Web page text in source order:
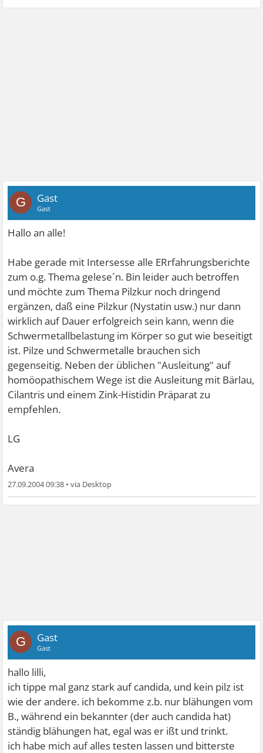
G Gast
Gast
Hallo an alle!
Habe gerade mit Intersesse alle ERrfahrungsberichte
zum o.g. Thema gelese´n. Bin leider auch betroffen
und möchte zum Thema Pilzkur noch dringend
ergänzen, daß eine Pilzkur (Nystatin usw.) nur dann
wirklich auf Dauer erfolgreich sein kann, wenn die
Schwermetallbelastung im Körper so gut wie beseitigt
ist. Pilze und Schwermetalle brauchen sich
gegenseitig. Neben der üblichen "Ausleitung" auf
homöopathischem Wege ist die Ausleitung mit Bärlau,
Cilantris und einem Zink-Histidin Präparat zu
empfehlen.
LG
Avera
27.09.2004 09:38 •
G Gast
Gast
hallo lilli,
ich tippe mal ganz stark auf candida, und kein pilz ist
wie der andere. ich bekomme z.b. nur blähungen vom
B., während ein bekannter (der auch candida hat)
ständig blähungen hat, egal was er ißt und trinkt.
ich habe mich auf alles testen lassen und bitterste